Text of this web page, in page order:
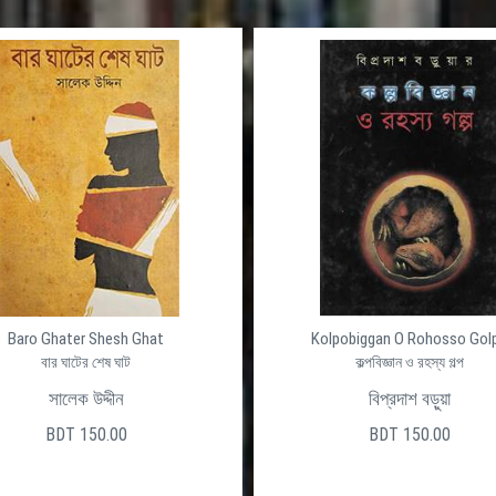
ডাইনামিক
জন্য ভালো
একটি
এগিয়ে। তাই
নেট এ আজ ই
দেশের সেরা ওয়েব হোস্টিং প্রোভাইডার ইন
দীর্ঘ ১৭ বছর বাংলাদেশে নিরবিচ্ছিন্ন ভাবে ডোমেইন রেজিস্ট্রেশন
হোস্টিং সেবা প্রদান করে আসছে আলফা নেট। সুলভ মূল্যে
লিনাক্স এবং উইন্ডোজ ওয়েব হোস্টিং আমেরিকা অথবা
ডাটাসেন্টারে আলফা নেটের নিজস্ব সার্ভারে রাখার ব্যবস্থা,
আলফা নেট দিচ্ছে লিনাক্স এবং উইন্ডোস প্লাটফর্মে অত্যাধুনিক
ভার্চুয়াল এবং ডেডিকেটেড সার্ভার।
+8809613250250
Baro Ghater Shesh Ghat
বার ঘাটের শেষ ঘাট
সালেক উদ্দীন
BDT 150.00
Kolpobiggan O Rohosso
কল্পবিজ্ঞান ও রহস্য গল্প
বিপ্রদাশ বড়ুয়া
BDT 150.00